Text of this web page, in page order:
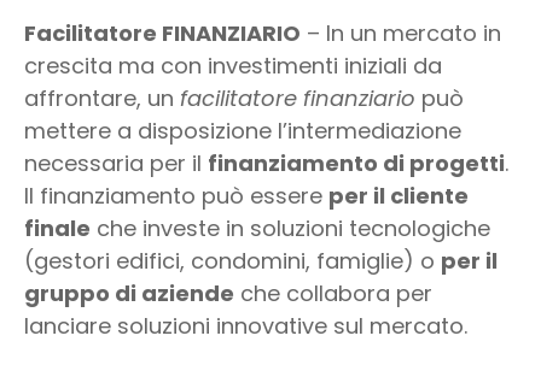
Facilitatore FINANZIARIO – In un mercato in
crescita ma con investimenti iniziali da
affrontare, un facilitatore finanziario può
mettere a disposizione l’intermediazione
necessaria per il finanziamento di progetti.
Il finanziamento può essere per il cliente
finale che investe in soluzioni tecnologiche
(gestori edifici, condomini, famiglie) o per il
gruppo di aziende che collabora per
lanciare soluzioni innovative sul mercato.